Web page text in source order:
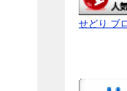
せどり ブ